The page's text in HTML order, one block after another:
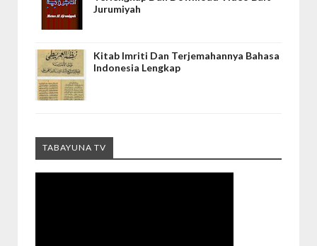
Jurumiyah
Kitab Imriti Dan Terjemahannya Bahasa
Indonesia Lengkap
TABAYUNA TV